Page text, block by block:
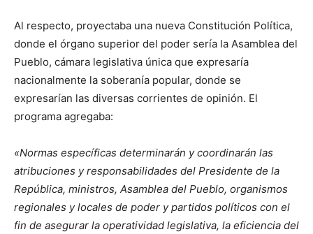
Al respecto, proyectaba una nueva Constitución Política,
donde el órgano superior del poder sería la Asamblea del
Pueblo, cámara legislativa única que expresaría
nacionalmente la soberanía popular, donde se
expresarían las diversas corrientes de opinión. El
programa agregaba:
«Normas específicas determinarán y coordinarán las
atribuciones y responsabilidades del Presidente de la
República, ministros, Asamblea del Pueblo, organismos
regionales y locales de poder y partidos políticos con el
fin de asegurar la operatividad legislativa, la eficiencia del